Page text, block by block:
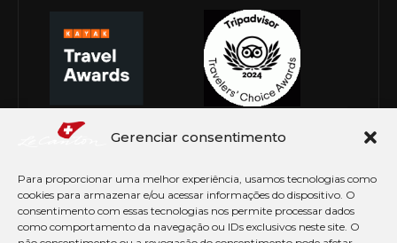
Gerenciar consentimento
Para proporcionar uma melhor experiência, usamos tecnologias como
cookies para armazenar e/ou acessar informações do dispositivo. O
consentimento com essas tecnologias nos permite processar dados
como comportamento da navegação ou IDs exclusivos neste site. O